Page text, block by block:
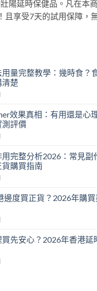
陽延時保健品。凡在本
且享受7天的試用保障，
量完整教學：幾時食？
楚
效果真相：有用還是心
測評價
完整分析2026：常見副
購買指南
邊度買正貨？2026年購
先安心？2026年香港延